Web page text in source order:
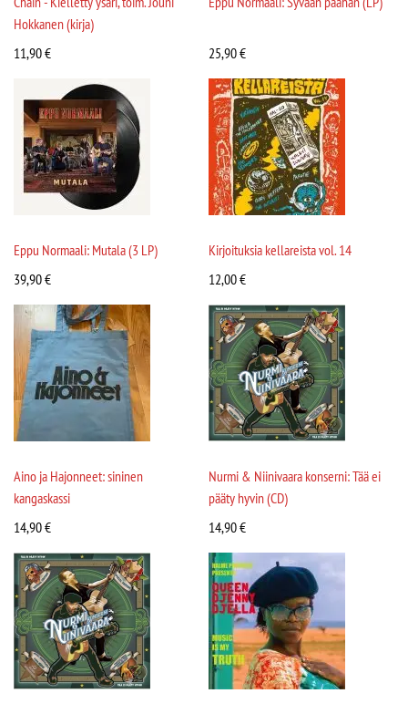
Hokkanen (kirja)
11,90€ 25,90€
Eppu Normaali: Mutala (3 LP)
39,90€
Kirjoituksia kellareista vol. 14
12,00€
Aino ja Hajonneet: sininen
kangaskassi
14,90€
Nurmi & Niinivaara konserni: Tää ei
pääty hyvin (CD)
14,90€